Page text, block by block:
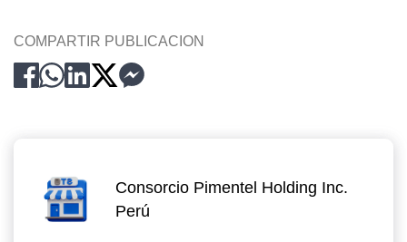
COMPARTIR PUBLICACION
Consorcio Pimentel Holding Inc.
Perú